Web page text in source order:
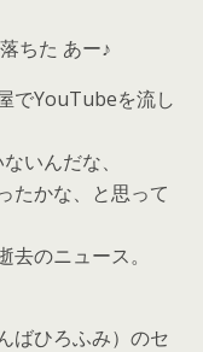
ちた あー♪
でYouTubeを流し
いんだな、
たかな、と思って
のニュース。
ばひろふみ）のセ